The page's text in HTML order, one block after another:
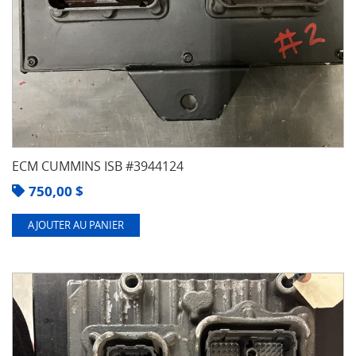
c
t
r
n
u
e
E
C
)
i
è
ECM CUMMINS ISB #3944124
750,00 $
AJOUTER AU PANIER